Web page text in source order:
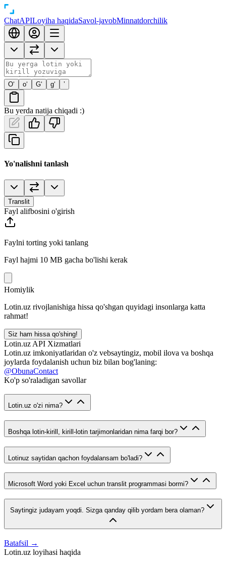
ChatAPILoyiha haqidaSavol-javobMinnatdorchilik
O‘ o‘ G‘ g‘ ’
Bu yerda natija chiqadi :)
Yo'nalishni tanlash
Translit
Fayl alifbosini o'girish
Faylni torting yoki tanlang
Fayl hajmi 10 MB gacha bo'lishi kerak
Homiylik
Lotin.uz rivojlanishiga hissa qo'shgan quyidagi insonlarga katta
rahmat!
Siz ham hissa qo'shing!
Lotin.uz API Xizmatlari
Lotin.uz imkoniyatlaridan o'z vebsaytingiz, mobil ilova va boshqa
joylarda foydalanish uchun biz bilan bog'laning:
@ObunaContact
Ko'p so'raladigan savollar
Lotin.uz o'zi nima?
Boshqa lotin-kirill, kirill-lotin tarjimonlaridan nima farqi bor?
Lotinuz saytidan qachon foydalansam bo'ladi?
Microsoft Word yoki Excel uchun translit programmasi bormi?
Saytingiz judayam yoqdi. Sizga qanday qilib yordam bera olaman?
Batafsil →
Lotin.uz loyihasi haqida